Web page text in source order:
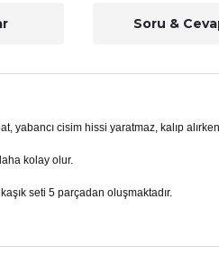
Soru &
yabancı cisim hissi yaratmaz, kalıp
kolay olur.
seti 5 parçadan oluşmaktadır.